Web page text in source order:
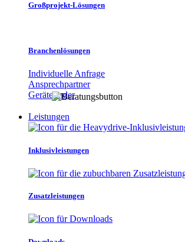
Großprojekt-Lösungen
Branchenlösungen
Individuelle Anfrage
Ansprechpartner
Gerätefinder
Leistungen
Inklusivleistungen
Zusatzleistungen